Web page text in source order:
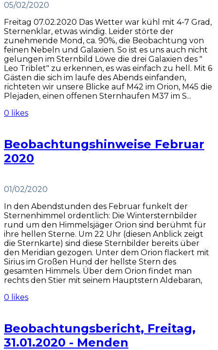
05/02/2020
Freitag 07.02.2020 Das Wetter war kühl mit 4-7 Grad,
Sternenklar, etwas windig. Leider störte der
zunehmende Mond, ca. 90%, die Beobachtung von
feinen Nebeln und Galaxien. So ist es uns auch nicht
gelungen im Sternbild Löwe die drei Galaxien des "
Leo Triblet" zu erkennen, es was einfach zu hell. Mit 6
Gästen die sich im laufe des Abends einfanden,
richteten wir unsere Blicke auf M42 im Orion, M45 die
Plejaden, einen offenen Sternhaufen M37 im S...
0 likes
Beobachtungshinweise Februar
2020
01/02/2020
In den Abendstunden des Februar funkelt der
Sternenhimmel ordentlich: Die Wintersternbilder
rund um den Himmelsjäger Orion sind berühmt für
ihre hellen Sterne. Um 22 Uhr (diesen Anblick zeigt
die Sternkarte) sind diese Sternbilder bereits über
den Meridian gezogen. Unter dem Orion flackert mit
Sirius im Großen Hund der hellste Stern des
gesamten Himmels. Über dem Orion findet man
rechts den Stier mit seinem Hauptstern Aldebaran,
0 likes
Beobachtungsbericht, Freitag,
31.01.2020 - Menden